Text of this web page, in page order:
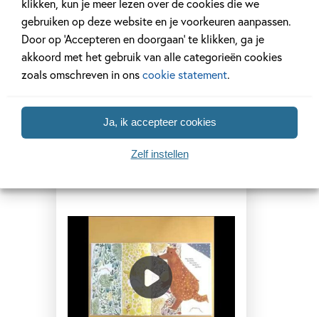
gebruiken op deze website en je voorkeuren aanpassen.
Door op ‘Accepteren en doorgaan’ te klikken, ga je
akkoord met het gebruik van alle categorieën cookies
zoals omschreven in onscookie statement.
Ja, ik accepteer cookies
Zelf instellen
Bekijk de video van 'Bij jou'